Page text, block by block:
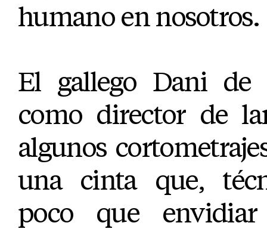
humano en nosotros.
El gallego Dani de
como director de
algunos
una cinta que,
poco que